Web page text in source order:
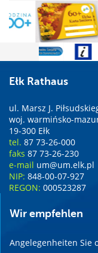
Ełk Rathaus
ul. Marsz J.
woj. warmińsko-
19-300 Ełk
tel. 87 73-26-000
faks 87 73-26-230
e-mail um@um.elk.pl
NIP: 848-00-07-927
REGON: 000523287
Wir empfehlen
Angelegenheiten Sie